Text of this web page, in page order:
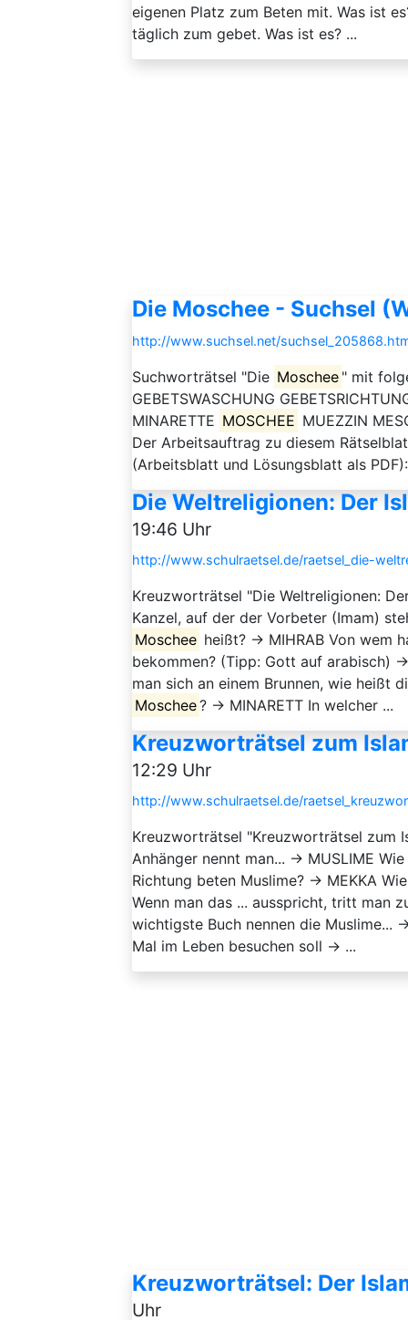
eigenen Platz zum Beten mit. Was ist
täglich zum gebet. Was ist es? ...
Die Moschee - Suchsel
http://www.suchsel.net/
Suchworträtsel "Die Moschee " mit
GEBETSWASCHUNG
MINARETTE MOSCHEE MUEZZIN
Der Arbeitsauftrag zu diesem
(Arbeitsblatt und Lösungsblatt als
Die Weltreligionen: Der
19:46 Uhr
http://www.schulraetsel.de/raetsel_die-
Kreuzworträtsel "Die Weltreligionen:
Kanzel, auf der der Vorbeter (Imam)
Moschee heißt? → MIHRAB Von wem
bekommen? (Tipp: Gott auf arabisch)
man sich an einem Brunnen, wie heißt
Moschee? → MINARETT In welcher ...
Kreuzworträtsel zum
12:29 Uhr
http://www.schulraetsel.de/
Kreuzworträtsel "Kreuzworträtsel zum
Anhänger nennt man... → MUSLIME
Richtung beten Muslime? → MEKKA
Wenn man das ... ausspricht, tritt man
wichtigste Buch nennen die Muslime...
Mal im Leben besuchen soll → ...
Kreuzworträtsel: Der
Uhr